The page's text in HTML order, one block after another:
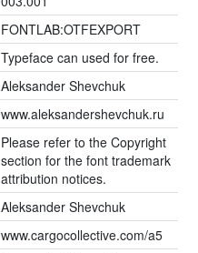
FONTLAB:OTFEXPORT
Typeface can used for free.
Aleksander Shevchuk
www.aleksandershevchuk.ru
Please refer to the Copyright
section for the font trademark
attribution notices.
Aleksander Shevchuk
www.cargocollective.com/a5